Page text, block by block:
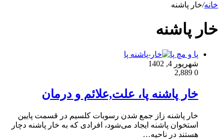
خانه/خار پاشنه
خار پاشنه
پا و مچ پا
شهریور 4, 1402
0
خار پاشنه پا، علت,علائم و درمان
خار پاشنه زاز جمع شدن رسوبات کلسیم در قسمت پایین
استخوان پاشنه ایجاد می‌شود، افرادی که به خار پاشنه دچار
هستند در ناحیه…